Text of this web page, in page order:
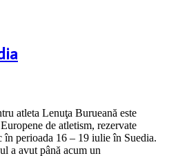
atleta Lenuţa Burueană este
de atletism, rezervate
perioada 16 – 19 iulie în Suedia.
a avut până acum un